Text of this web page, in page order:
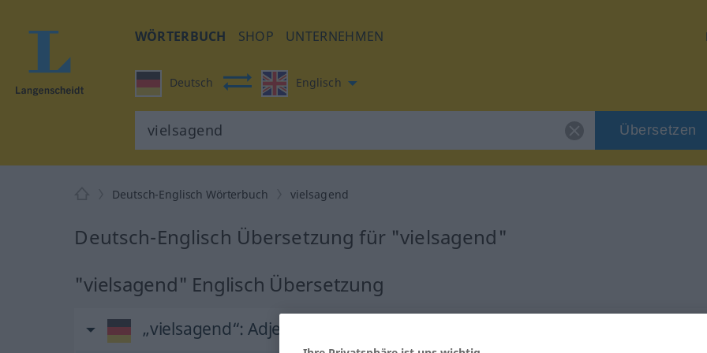
WÖRTERBUCH SHOP UNTERNEHMEN
Deutsch Englisch
Übersetzen
Deutsch-Englisch Wörterbuch vielsagend
Deutsch-Englisch Übersetzung für "vielsagend"
"vielsagend" Englisch Übersetzung
„vielsagend“: Adjektiv